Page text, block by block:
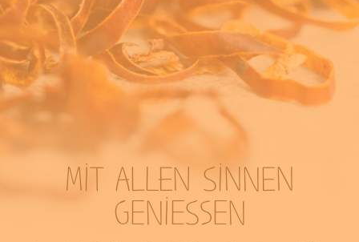
MIT ALLEN SINNEN
GENIESSEN